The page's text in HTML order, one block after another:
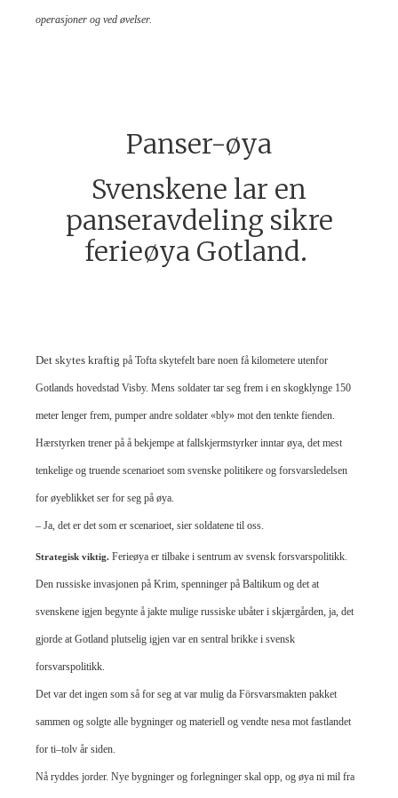
operasjoner og ved øvelser.
Panser-øya
Svenskene lar en
panseravdeling sikre
ferieøya Gotland.
Det skytes kraftigpå Tofta skytefelt bare noen få kilometere utenfor
Gotlands hovedstad Visby. Mens soldater tar seg frem i en skogklynge 150
meter lenger frem, pumper andre soldater «bly» mot den tenkte fienden.
Hærstyrken trener på å bekjempe at fallskjermstyrker inntar øya, det mest
tenkelige og truende scenarioet som svenske politikere og forsvarsledelsen
for øyeblikket ser for seg på øya.
– Ja, det er det som er scenarioet, sier soldatene til oss.
​​Strategisk viktig. Ferieøya er tilbake i sentrum av svensk forsvarspolitikk.
Den russiske invasjonen på Krim, spenninger på Baltikum og det at
svenskene igjen begynte å jakte mulige russiske ubåter i skjærgården, ja, det
gjorde at Gotland plutselig igjen var en sentral brikke i svensk
forsvarspolitikk.
Det var det ingen som så for seg at var mulig da Försvarsmakten pakket
sammen og solgte alle bygninger og materiell og vendte nesa mot fastlandet
for ti–tolv år siden.
Nå ryddes jorder. Nye bygninger og forlegninger skal opp, og øya ni mil fra